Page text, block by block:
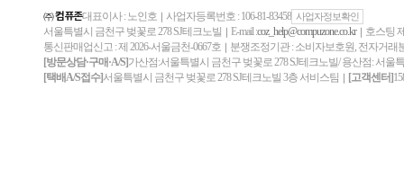
㈜ 컴퓨존대표이사 : 노인호 ｜ 사업자등록번호 : 106-81-83458 사업자정보확인
서울특별시 금천구 벚꽃로 278 SJ테크노빌 ｜ E-mail :coz_help@compuzone.co.kr｜ 호스팅
통신판매업신고 : 제 2026-서울금천-0667호 ｜ 분쟁조정기관 : 소비자보호원, 전자거래
[방문상담·구매·A/S]가산점:서울특별시 금천구 벚꽃로 278 SJ테크노빌/ 용산점: 서울
[택배A/S접수]서울특별시 금천구 벚꽃로 278 SJ테크노빌 3층 서비스팀 ｜ [고객센터]